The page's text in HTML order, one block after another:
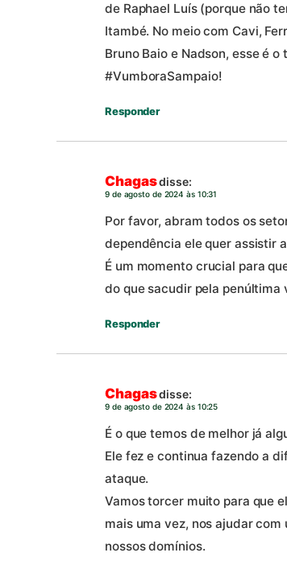
de Raphael Luís (porque não
Itambé. No meio com Cavi,
Bruno Baio e Nadson, esse é
#VumboraSampaio!
Responder
Chagasdisse:
9 de agosto de 2024 às 10:31
Por favor, abram todos os
dependência ele quer assistir
É um momento crucial para
do que sacudir pela penúltima
Responder
Chagasdisse:
9 de agosto de 2024 às 10:25
É o que temos de melhor já
Ele fez e continua fazendo a
ataque.
Vamos torcer muito para que
mais uma vez, nos ajudar
nossos domínios.